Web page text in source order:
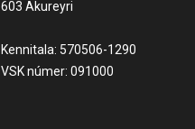
603 Akureyri
Kennitala: 570506-1290
VSK númer: 091000